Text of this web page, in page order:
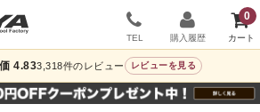
0
TEL 購入履歴
4.833,318件のレビュー レビューを見る